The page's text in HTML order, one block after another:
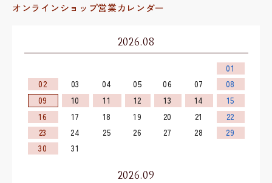
オンラインショップ営業カレンダー
2026.08
01
02
03 04 05 06 07
08
09
10 11 12 13 14
15
16
17 18 19 20 21
22
23
24 25 26 27 28
29
30
31
2026.09